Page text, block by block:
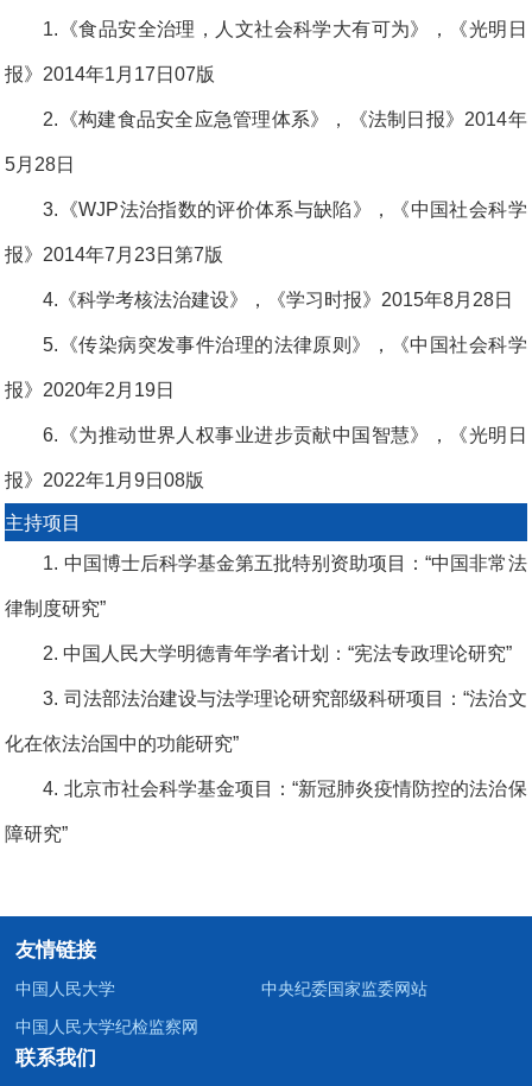
1.《食品安全治理，人文社会科学大有可为》，《光明日
报》2014年1月17日07版
2.《构建食品安全应急管理体系》，《法制日报》2014年
5月28日
3.《WJP法治指数的评价体系与缺陷》，《中国社会科学
报》2014年7月23日第7版
4.《科学考核法治建设》，《学习时报》2015年8月28日
5.《传染病突发事件治理的法律原则》，《中国社会科学
报》2020年2月19日
6.《为推动世界人权事业进步贡献中国智慧》，《光明日
报》2022年1月9日08版
主持项目
1. 中国博士后科学基金第五批特别资助项目：“中国非常法
律制度研究”
2. 中国人民大学明德青年学者计划：“宪法专政理论研究”
3. 司法部法治建设与法学理论研究部级科研项目：“法治文
化在依法治国中的功能研究”
4. 北京市社会科学基金项目：“新冠肺炎疫情防控的法治保
障研究”
友情链接
中国人民大学
中央纪委国家监委网站
中国人民大学纪检监察网
联系我们